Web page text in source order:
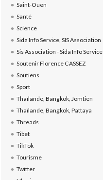
Saint-Ouen
Santé
Science
Sida Info Service, SIS Association
Sis Association - Sida Info Service
Soutenir Florence CASSEZ
Soutiens
Sport
Thaïlande, Bangkok, Jomtien
Thaïlande, Bangkok, Pattaya
Threads
Tibet
TikTok
Tourisme
Twitter